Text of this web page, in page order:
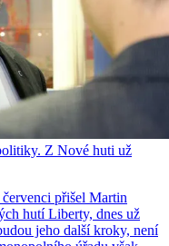
Z Nové huti už
přišel Martin
hutí Liberty, dnes už
jeho další kroky, není